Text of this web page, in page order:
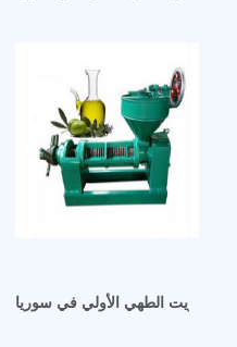
استخراج زيت عباد الشمس
زيت الطهي الأولي في سوريا